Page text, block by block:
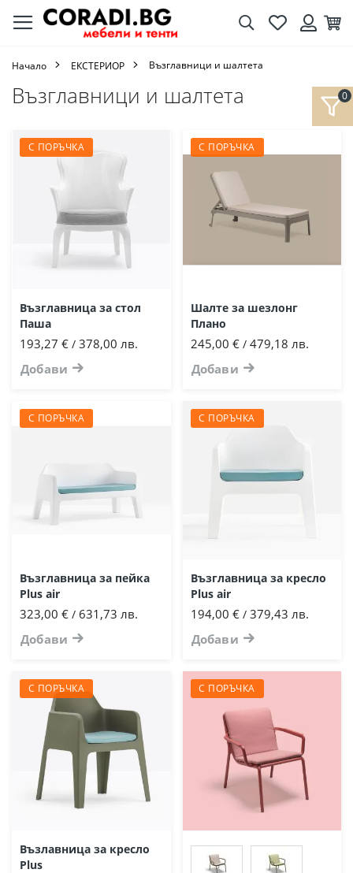
ТърсенеЛюбими
Начало ЕКСТЕРИОР Възглавници и шалтета
Възглавници и шалтета
С ПОРЪЧКА
Възглавница за стол
Паша
193,27 € / 378,00 лв.
Добави
С ПОРЪЧКА
Шалте за шезлонг
Плано
245,00 €/ 479,18 лв.
Добави
С ПОРЪЧКА
Възглавница за пейка
Plus air
323,00 € / 631,73 лв.
Добави
С ПОРЪЧКА
Възглавница за кресло
Plus air
194,00 €/ 379,43 лв.
Добави
С ПОРЪЧКА
Възлавница за кресло
Plus
С ПОРЪЧКА